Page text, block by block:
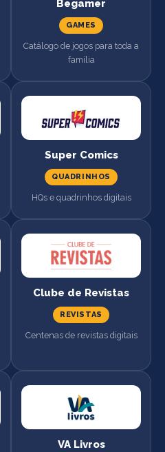
Begamer
GAMES
Catálogo de jogos para toda a
família
Super Comics
QUADRINHOS
HQs e quadrinhos digitais
Clube de Revistas
REVISTAS
Centenas de revistas digitais
VA Livros